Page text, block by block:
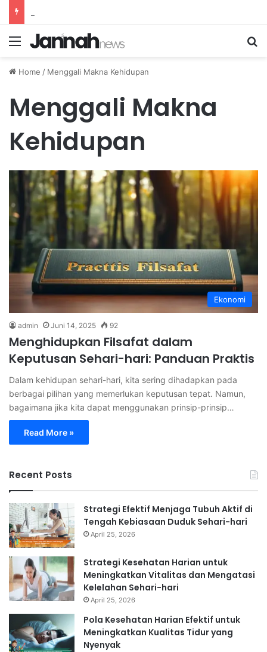
Menu
Home / Menggali Makna Kehidupan
Menggali Makna
Kehidupan
Ekonomi
admin Juni 14, 2025 92
Menghidupkan Filsafat dalam
Keputusan Sehari-hari: Panduan Praktis
Dalam kehidupan sehari-hari, kita sering dihadapkan pada
berbagai pilihan yang memerlukan keputusan tepat. Namun,
bagaimana jika kita dapat menggunakan prinsip-prinsip…
Read More »
Recent Posts
Strategi Efektif Menjaga Tubuh Aktif di
Tengah Kebiasaan Duduk Sehari-hari
April 25, 2026
Strategi Kesehatan Harian untuk
Meningkatkan Vitalitas dan Mengatasi
Kelelahan Sehari-hari
April 25, 2026
Pola Kesehatan Harian Efektif untuk
Meningkatkan Kualitas Tidur yang
Nyenyak